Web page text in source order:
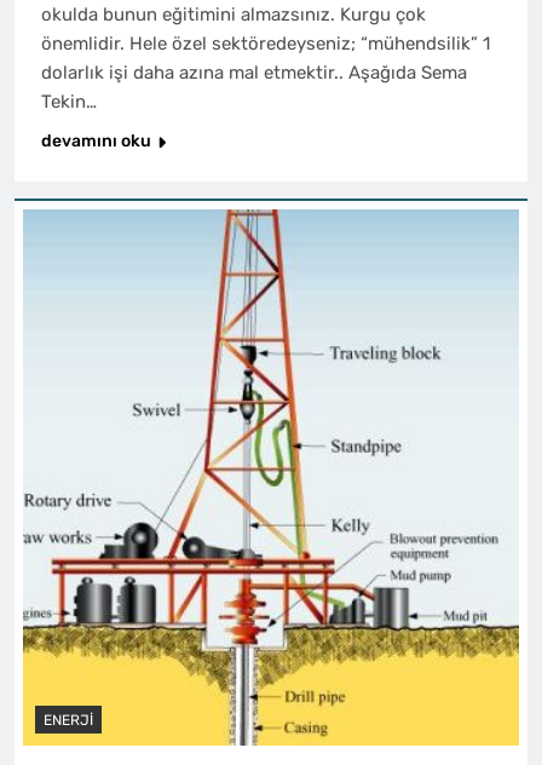
okulda bunun eğitimini almazsınız. Kurgu çok
önemlidir. Hele özel sektöredeyseniz; “mühendsilik” 1
dolarlık işi daha azına mal etmektir.. Aşağıda Sema
Tekin…
devamını oku
ENERJI